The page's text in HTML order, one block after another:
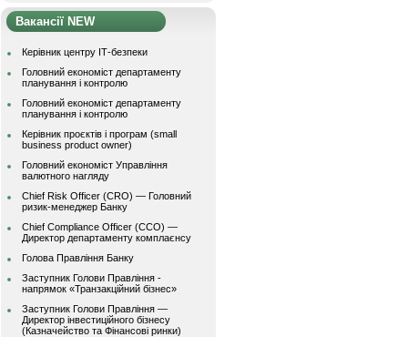
Вакансії NEW
Керівник центру ІТ-безпеки
Головний економіст департаменту
планування і контролю
Головний економіст департаменту
планування і контролю
Керівник проєктів і програм (small
business product owner)
Головний економіст Управління
валютного нагляду
Chief Risk Officer (CRO) — Головний
ризик-менеджер Банку
Chief Compliance Officer (CCO) —
Директор департаменту комплаєнсу
Голова Правління Банку
Заступник Голови Правління -
напрямок «Транзакційний бізнес»
Заступник Голови Правління —
Директор інвестиційного бізнесу
(Казначейство та Фінансові ринки)